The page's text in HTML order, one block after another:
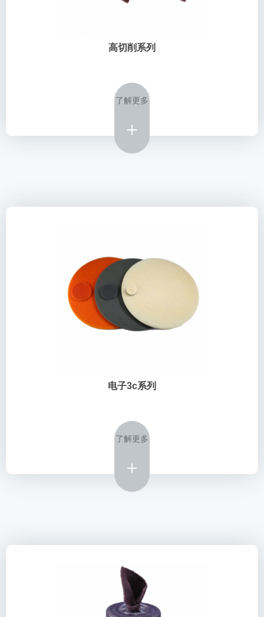
高切削系列
了解更多
电子3c系列
了解更多